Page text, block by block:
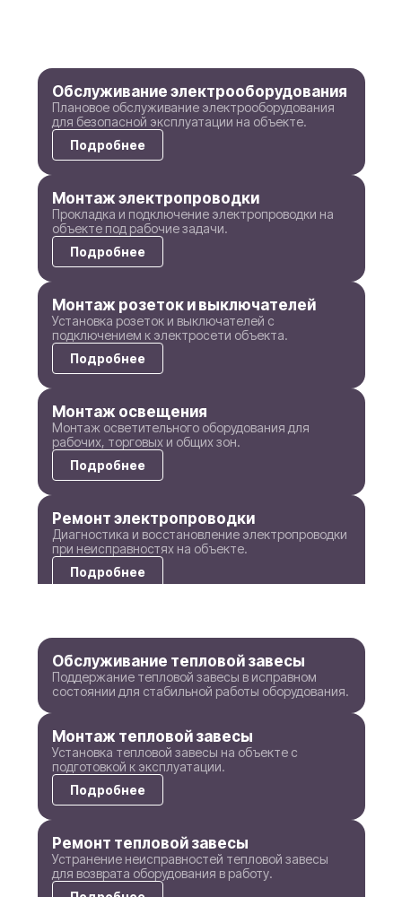
Обслуживание электрооборудования
Плановое обслуживание электрооборудования
для безопасной эксплуатации на объекте.
Подробнее
Монтаж электропроводки
Прокладка и подключение электропроводки на
объекте под рабочие задачи.
Подробнее
Монтаж розеток и выключателей
Установка розеток и выключателей с
подключением к электросети объекта.
Подробнее
Монтаж освещения
Монтаж осветительного оборудования для
рабочих, торговых и общих зон.
Подробнее
Ремонт электропроводки
Диагностика и восстановление электропроводки
при неисправностях на объекте.
Подробнее
Ремонт электрооборудования для
восстановления его рабочей функции.
Подробнее
Обслуживание тепловой завесы
Поддержание тепловой завесы в исправном
состоянии для стабильной работы оборудования.
Монтаж тепловой завесы
Установка тепловой завесы на объекте с
подготовкой к эксплуатации.
Подробнее
Ремонт тепловой завесы
Устранение неисправностей тепловой завесы
для возврата оборудования в работу.